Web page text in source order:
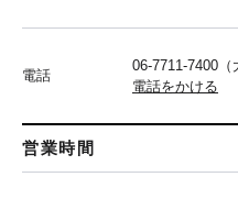
電話
06-7711-7400（
電話をかける
営業時間